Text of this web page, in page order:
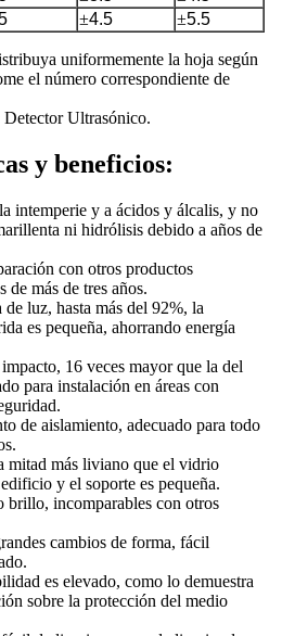
±4.5 ±5.5
uniformemente la hoja según
el número correspondiente de
Ultrasónico.
y beneficios:
intemperie y a ácidos y álcalis, y no
ni hidrólisis debido a años de
con otros productos
de más de tres años.
luz, hasta más del 92%, la
es pequeña, ahorrando energía
16 veces mayor que la del
para instalación en áreas con
de aislamiento, adecuado para todo
mitad más liviano que el vidrio
y el soporte es pequeña.
incomparables con otros
cambios de forma, fácil
es elevado, como lo demuestra
sobre la protección del medio